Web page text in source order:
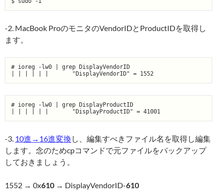
-2. MacBook ProのモニタのVendorIDとProductIDを取得し
ます。
# ioreg -lw0 | grep DisplayVendorID
# ioreg -lw0 | grep DisplayProductID
-3. 10進→16進変換 し、編集すべきファイル名を取得し編集
します。念のためcpコマンドで元ファイルをバックアップ
しておきましょう。
1552 → 0x610 → DisplayVendorID-610